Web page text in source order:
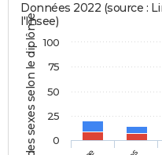
% des sexes selon le diplôme
Données 2022 (source :
l'Insee)
0
25
50
75
100